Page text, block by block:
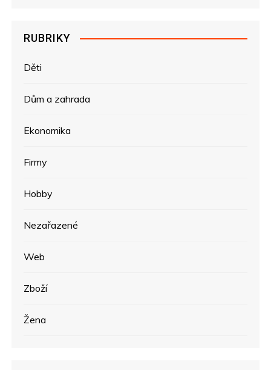
RUBRIKY
Děti
Dům a zahrada
Ekonomika
Firmy
Hobby
Nezařazené
Web
Zboží
Žena